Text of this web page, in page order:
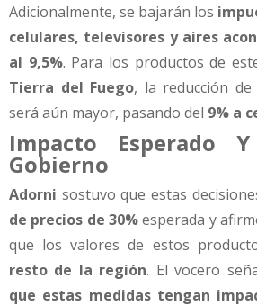
Adicionalmente, se bajarán los
celulares, televisores y aires
al 9,5%. Para los productos de
Tierra del Fuego, la reducción
será aún mayor, pasando del 9% a
Impacto Esperado
Gobierno
Adorni sostuvo que estas
de precios de 30%esperada y
que los valores de estos
resto de la región. El vocero
que estas medidas tengan